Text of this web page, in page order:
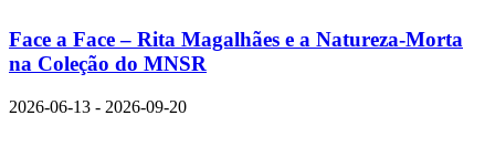
Face a Face – Rita Magalhães e a Natureza-Morta
na Coleção do MNSR
2026-06-13 - 2026-09-20